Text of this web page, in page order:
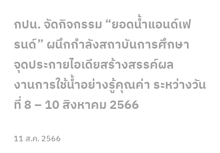
กปน. จัดกิจกรรม “ยอดน้ำแอนด์เฟ
รนด์” ผนึกกำลังสถาบันการศึกษา
จุดประกายไอเดียสร้างสรรค์ผล
งานการใช้น้ำอย่างรู้คุณค่า ระหว่างวัน
ที่ 8 – 10 สิงหาคม 2566
11 ส.ค. 2566